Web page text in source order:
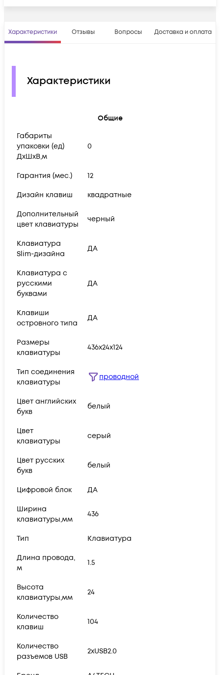
Характеристики Отзывы Вопросы Доставка и оплата
Характеристики
Общие
Габариты
упаковки (ед)
ДхШхВ,м
0
Гарантия (мес.) 12
Дизайн клавиш квадратные
Дополнительный
цвет клавиатуры
черный
Клавиатура
Slim-дизайна
ДА
Клавиатура с
русскими
буквами
ДА
Клавиши
островного типа
ДА
Размеры
клавиатуры
436x24x124
Тип соединения
клавиатуры
проводной
Цвет английских
букв
белый
Цвет
клавиатуры
серый
Цвет русских
букв
белый
Цифровой блок ДА
Ширина
клавиатуры,мм
436
Тип Клавиатура
Длина провода,
м
1.5
Высота
клавиатуры,мм
24
Количество
клавиш
104
Количество
разъемов USB
2xUSB2.0